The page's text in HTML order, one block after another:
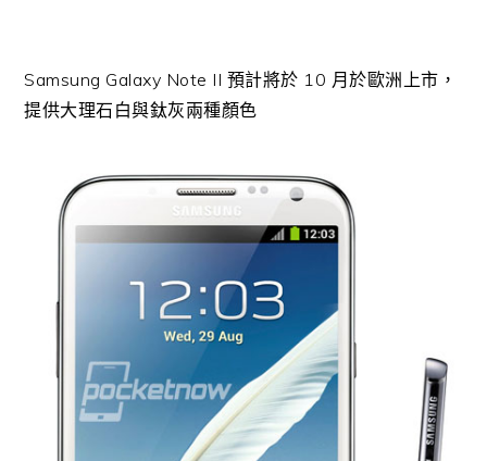
Samsung Galaxy Note II 預計將於 10 月於歐洲上市，
提供大理石白與鈦灰兩種顏色